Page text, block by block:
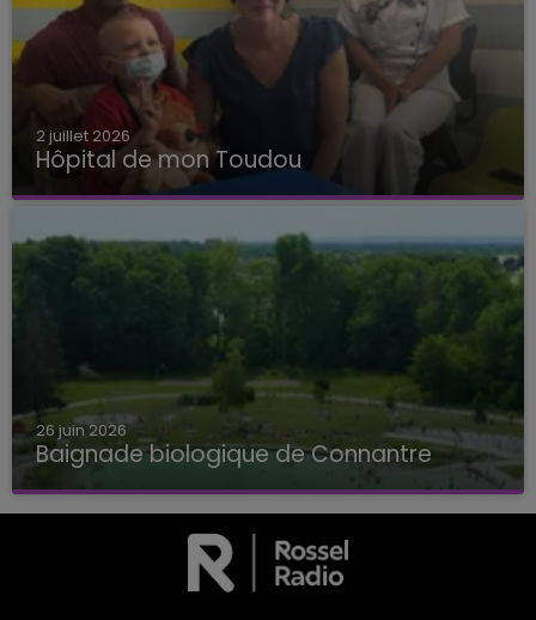
2 juillet 2026
Hôpital de mon Toudou
Hôpital de mon Toudou
26 juin 2026
Baignade biologique de Connantre
Baignade biologique de Connantre